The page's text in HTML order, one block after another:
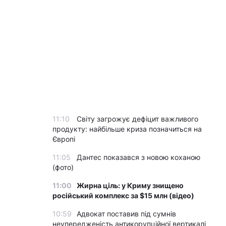
11:10
Світу загрожує дефіцит важливого
продукту: найбільше криза позначиться на
Європі
11:05
Дантес показався з новою коханою
(фото)
11:00
Жирна ціль: у Криму знищено
російський комплекс за $15 млн (відео)
10:59
Адвокат поставив під сумнів
неупередженість антикорупційної вертикалі